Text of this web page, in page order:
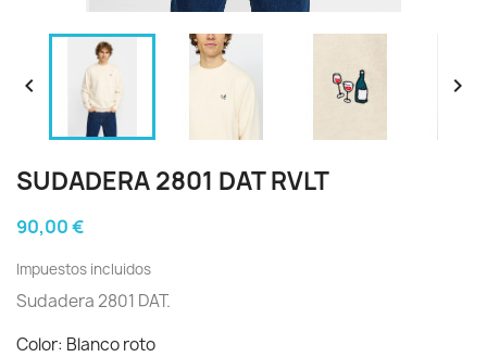
 
SUDADERA 2801 DAT RVLT
90,00 €
Impuestos incluidos
Sudadera 2801 DAT.
Color: Blanco roto